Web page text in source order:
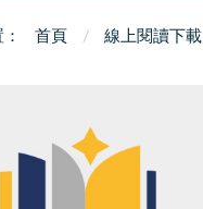
首頁 線上閱讀下載